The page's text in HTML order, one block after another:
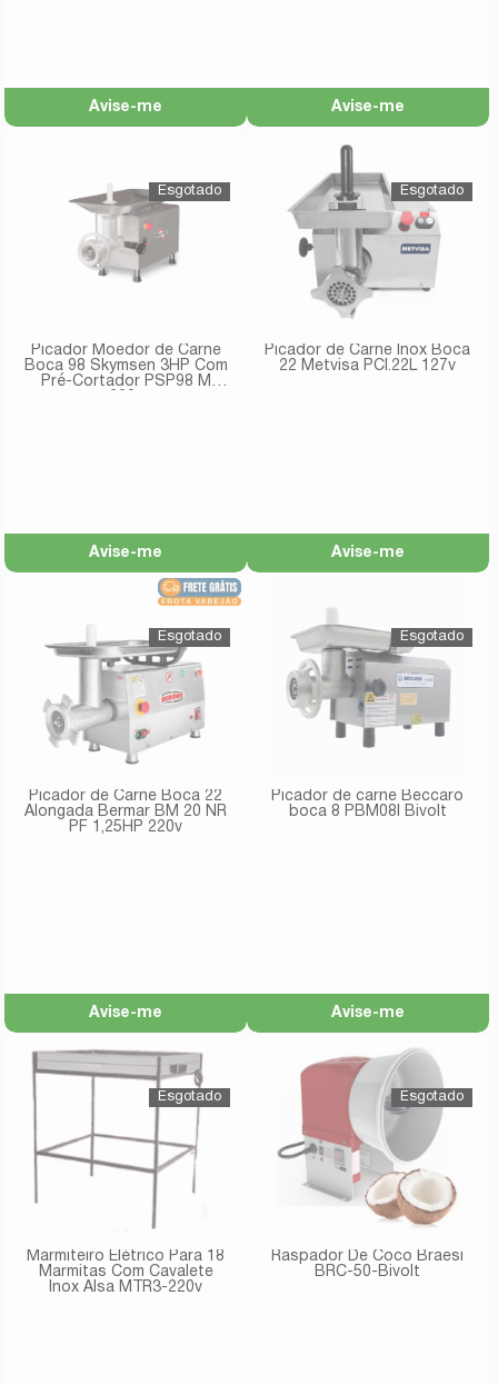
Avise-me Avise-me
Picador Moedor de Carne
Boca 98 Skymsen 3HP Com
Pré-Cortador PSP98 M
Avise-me
Picador de Carne Inox Boca
22 Metvisa PCI.22L 127v
Avise-me
Picador de Carne Boca 22
Alongada Bermar BM 20 NR
PF 1,25HP 220v
Avise-me
Picador de carne Beccaro
boca 8 PBM08I Bivolt
Avise-me
Marmiteiro Elétrico Para 18
Marmitas Com Cavalete
Inox Alsa MTR3-220v
Raspador De Coco Braesi
BRC-50-Bivolt